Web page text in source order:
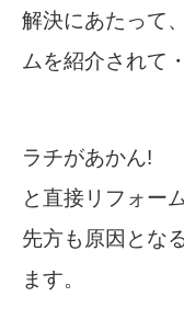
解決にあたって
ムを紹介されて
ラチがあかん!
と直接リフォー
先方も原因とな
ます。